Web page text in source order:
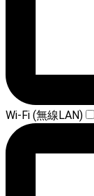
Wi-Fi (無線LAN)